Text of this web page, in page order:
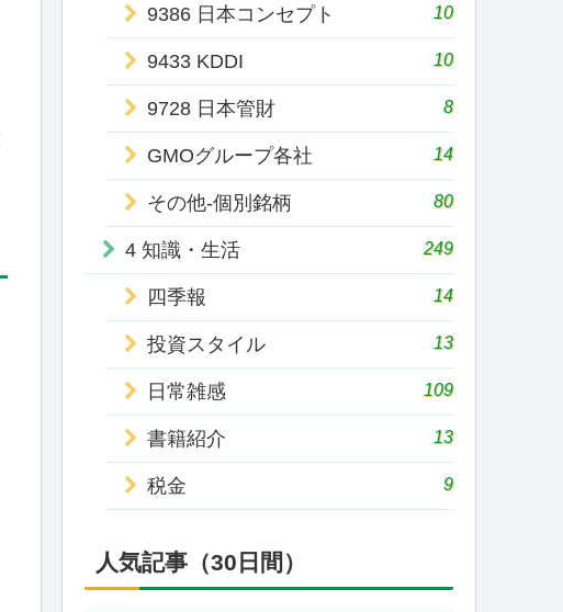
9386 日本コンセプト 10
9433 KDDI 10
9728 日本管財 8
GMOグループ各社 14
その他-個別銘柄 80
4 知識・生活 249
四季報 14
投資スタイル 13
日常雑感 109
書籍紹介 13
税金 9
人気記事（30日間）